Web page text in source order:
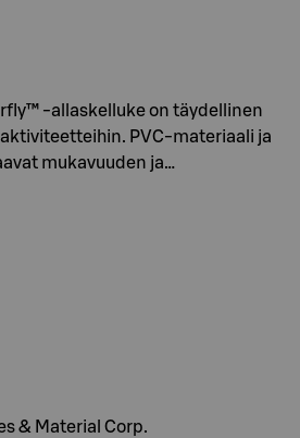
-allaskelluke on täydellinen
PVC-materiaali ja
mukavuuden ja…
& Material Corp.